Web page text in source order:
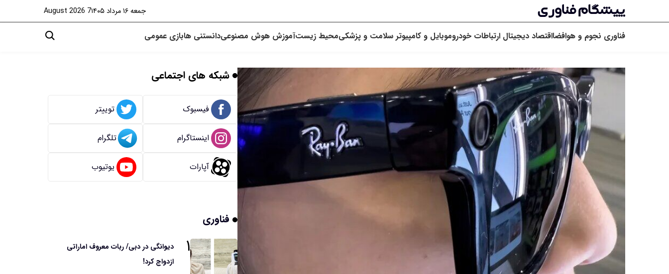
جمعه ۱۶ مرداد ۱۴۰۵ 7 August 2026
فناوری نجوم و هوافضااقتصاد دیجیتال ارتباطات خودروموبایل و کامپیوتر سلامت و پزشکیمحیط زیستآموزش هوش مصنوعیدانستنی هابازی عمومی
شبکه های اجتماعی
فیسبوک توییتر
اینستاگرام تلگرام
آپارات یوتیوب
فناوری
۱
دیوانگی در دبی/ ربات معروف اماراتی
ازدواج کرد!